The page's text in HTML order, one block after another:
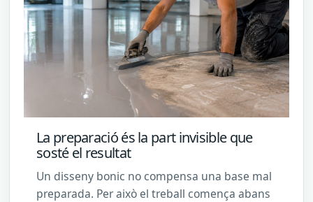
La preparació és la part invisible que
sosté el resultat
Un disseny bonic no compensa una base mal
preparada. Per això el treball comença abans